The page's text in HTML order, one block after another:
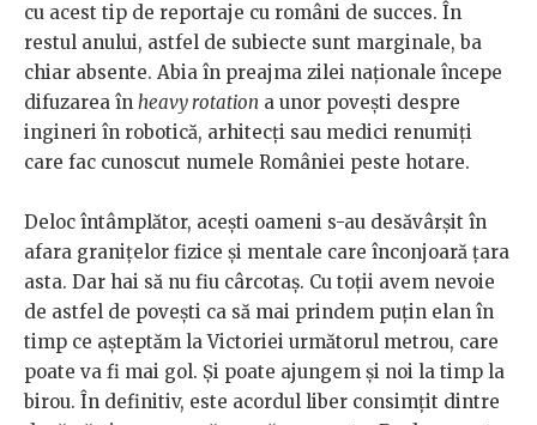
cu acest tip de reportaje cu români de succes. În
restul anului, astfel de subiecte sunt marginale, ba
chiar absente. Abia în preajma zilei naționale începe
difuzarea în heavy rotation a unor povești despre
ingineri în robotică, arhitecți sau medici renumiți
care fac cunoscut numele României peste hotare.
Deloc întâmplător, acești oameni s-au desăvârșit în
afara granițelor fizice și mentale care înconjoară țara
asta. Dar hai să nu fiu cârcotaș. Cu toții avem nevoie
de astfel de povești ca să mai prindem puțin elan în
timp ce așteptăm la Victoriei următorul metrou, care
poate va fi mai gol. Și poate ajungem și noi la timp la
birou. În definitiv, este acordul liber consimțit dintre